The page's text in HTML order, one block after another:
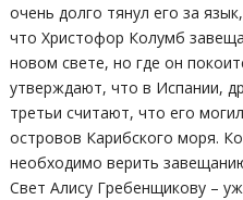
очень долго тянул его за
что Христофор Колумб
новом свете, но где он
утверждают, что в Испании,
третьи считают, что его
островов Карибского моря.
необходимо верить
Свет Алису Гребенщикову –